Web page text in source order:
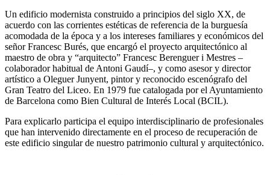
Un edificio modernista construido a principios del siglo XX, de
acuerdo con las corrientes estéticas de referencia de la burguesía
acomodada de la época y a los intereses familiares y económicos del
señor Francesc Burés, que encargó el proyecto arquitectónico al
maestro de obra y “arquitecto” Francesc Berenguer i Mestres –
colaborador habitual de Antoni Gaudí–, y como asesor y director
artístico a Oleguer Junyent, pintor y reconocido escenógrafo del
Gran Teatro del Liceo. En 1979 fue catalogada por el Ayuntamiento
de Barcelona como Bien Cultural de Interés Local (BCIL).
Para explicarlo participa el equipo interdisciplinario de profesionales
que han intervenido directamente en el proceso de recuperación de
este edificio singular de nuestro patrimonio cultural y arquitectónico.